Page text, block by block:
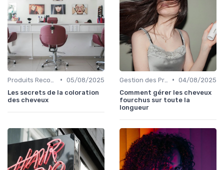
• 05/08/2025
Les secrets de la coloration
des cheveux
• 04/08/2025
Comment gérer les cheveux
fourchus sur toute la
longueur